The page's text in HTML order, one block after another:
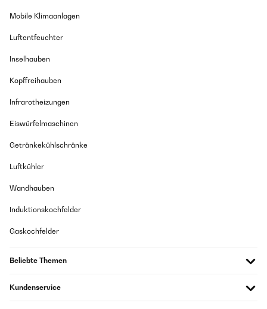
Mobile Klimaanlagen
Luftentfeuchter
Inselhauben
Kopffreihauben
Infrarotheizungen
Eiswürfelmaschinen
Getränkekühlschränke
Luftkühler
Wandhauben
Induktionskochfelder
Gaskochfelder
Beliebte Themen
Kundenservice